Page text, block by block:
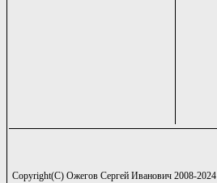
Copyright(C) Ожегов Сергей Иванович 2008-2024